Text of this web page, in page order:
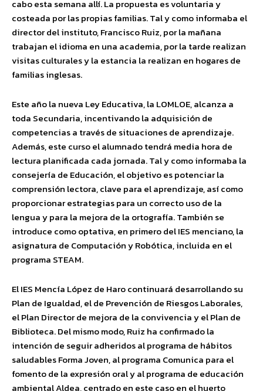
cabo esta semana allí. La propuesta es voluntaria y
costeada por las propias familias. Tal y como informaba el
director del instituto, Francisco Ruiz, por la mañana
trabajan el idioma en una academia, por la tarde realizan
visitas culturales y la estancia la realizan en hogares de
familias inglesas.
Este año la nueva Ley Educativa, la LOMLOE, alcanza a
toda Secundaria, incentivando la adquisición de
competencias a través de situaciones de aprendizaje.
Además, este curso el alumnado tendrá media hora de
lectura planificada cada jornada. Tal y como informaba la
consejería de Educación, el objetivo es potenciar la
comprensión lectora, clave para el aprendizaje, así como
proporcionar estrategias para un correcto uso de la
lengua y para la mejora de la ortografía. También se
introduce como optativa, en primero del IES menciano, la
asignatura de Computación y Robótica, incluida en el
programa STEAM.
El IES Mencía López de Haro continuará desarrollando su
Plan de Igualdad, el de Prevención de Riesgos Laborales,
el Plan Director de mejora de la convivencia y el Plan de
Biblioteca. Del mismo modo, Ruiz ha confirmado la
intención de seguir adheridos al programa de hábitos
saludables Forma Joven, al programa Comunica para el
fomento de la expresión oral y al programa de educación
ambiental Aldea, centrado en este caso en el huerto